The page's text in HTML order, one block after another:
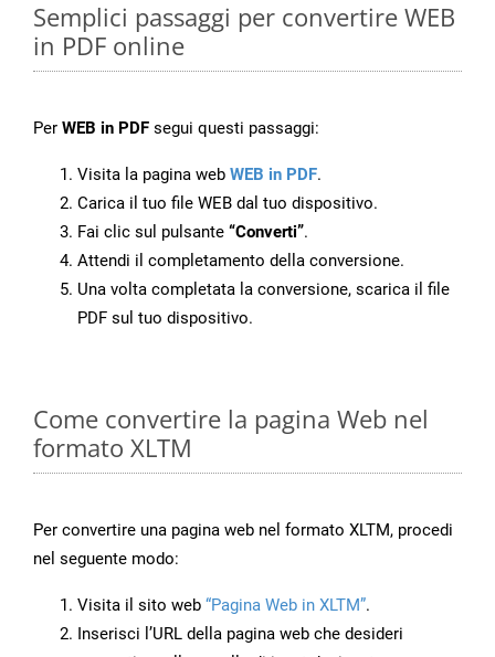
Semplici passaggi per convertire WEB
in PDF online
Per WEB in PDF segui questi passaggi:
Visita la pagina web WEB in PDF.
Carica il tuo file WEB dal tuo dispositivo.
Fai clic sul pulsante “Converti”.
Attendi il completamento della conversione.
Una volta completata la conversione, scarica il file
PDF sul tuo dispositivo.
Come convertire la pagina Web nel
formato XLTM
Per convertire una pagina web nel formato XLTM, procedi
nel seguente modo:
Visita il sito web “Pagina Web in XLTM”.
Inserisci l’URL della pagina web che desideri